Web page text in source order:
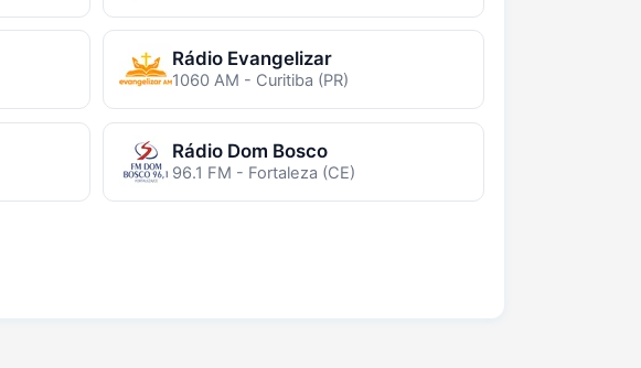
Rádio Evangelizar
1060 AM - Curitiba (PR)
Rádio Dom Bosco
96.1 FM - Fortaleza (CE)